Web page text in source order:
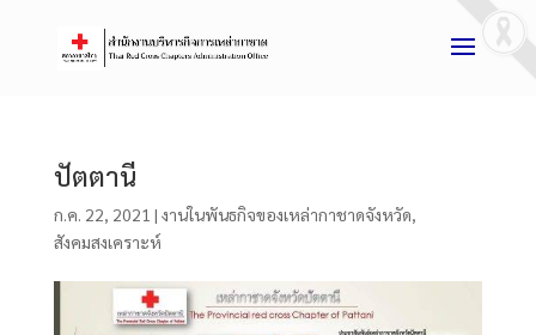
ปัตตานี
ก.ค. 22, 2021 | งานในพันธกิจของเหล่ากาชาดจังหวัด,
สังคมสงเคราะห์